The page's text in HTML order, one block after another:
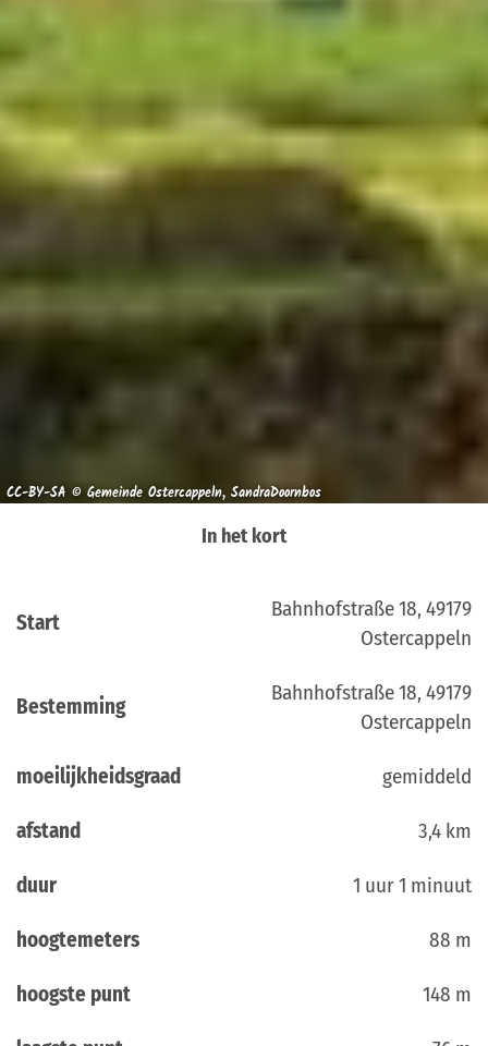
CC-BY-SA © Gemeinde Ostercappeln, SandraDoornbos
In het kort
Start
Bahnhofstraße 18, 49179
Ostercappeln
Bestemming
Bahnhofstraße 18, 49179
Ostercappeln
moeilijkheidsgraad gemiddeld
afstand 3,4 km
duur 1 uur 1 minuut
hoogtemeters 88 m
hoogste punt 148 m